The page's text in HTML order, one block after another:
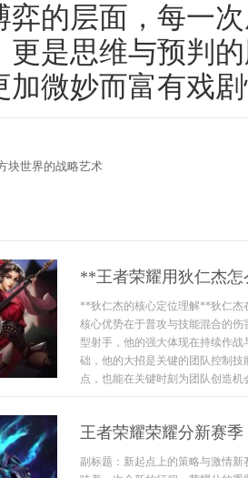
弈的层面，每一
更是思维与预判
加微妙而富有戏
块世界的战略艺术
**王者荣耀用狄仁杰
**狄仁杰的核心定位理解**狄仁杰
核心优势在于普攻与技能混合的
型射手，他的强大体现在持续作
础，他的大招是关键的团队控制
点，也能在关键时刻为团队创造机
王者荣耀荣耀分新赛
副标题：新起点上的策略与激情